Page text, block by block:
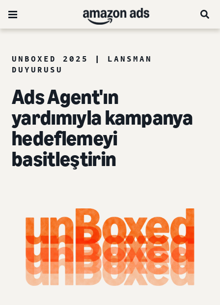
UNBOXED 2025 | LANSMAN
DUYURUSU
Ads Agent'ın
yardımıyla kampanya
hedeflemeyi
basitleştirin